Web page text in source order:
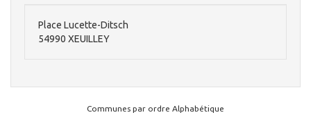
Place Lucette-Ditsch
54990 XEUILLEY
Communes par ordre Alphabétique